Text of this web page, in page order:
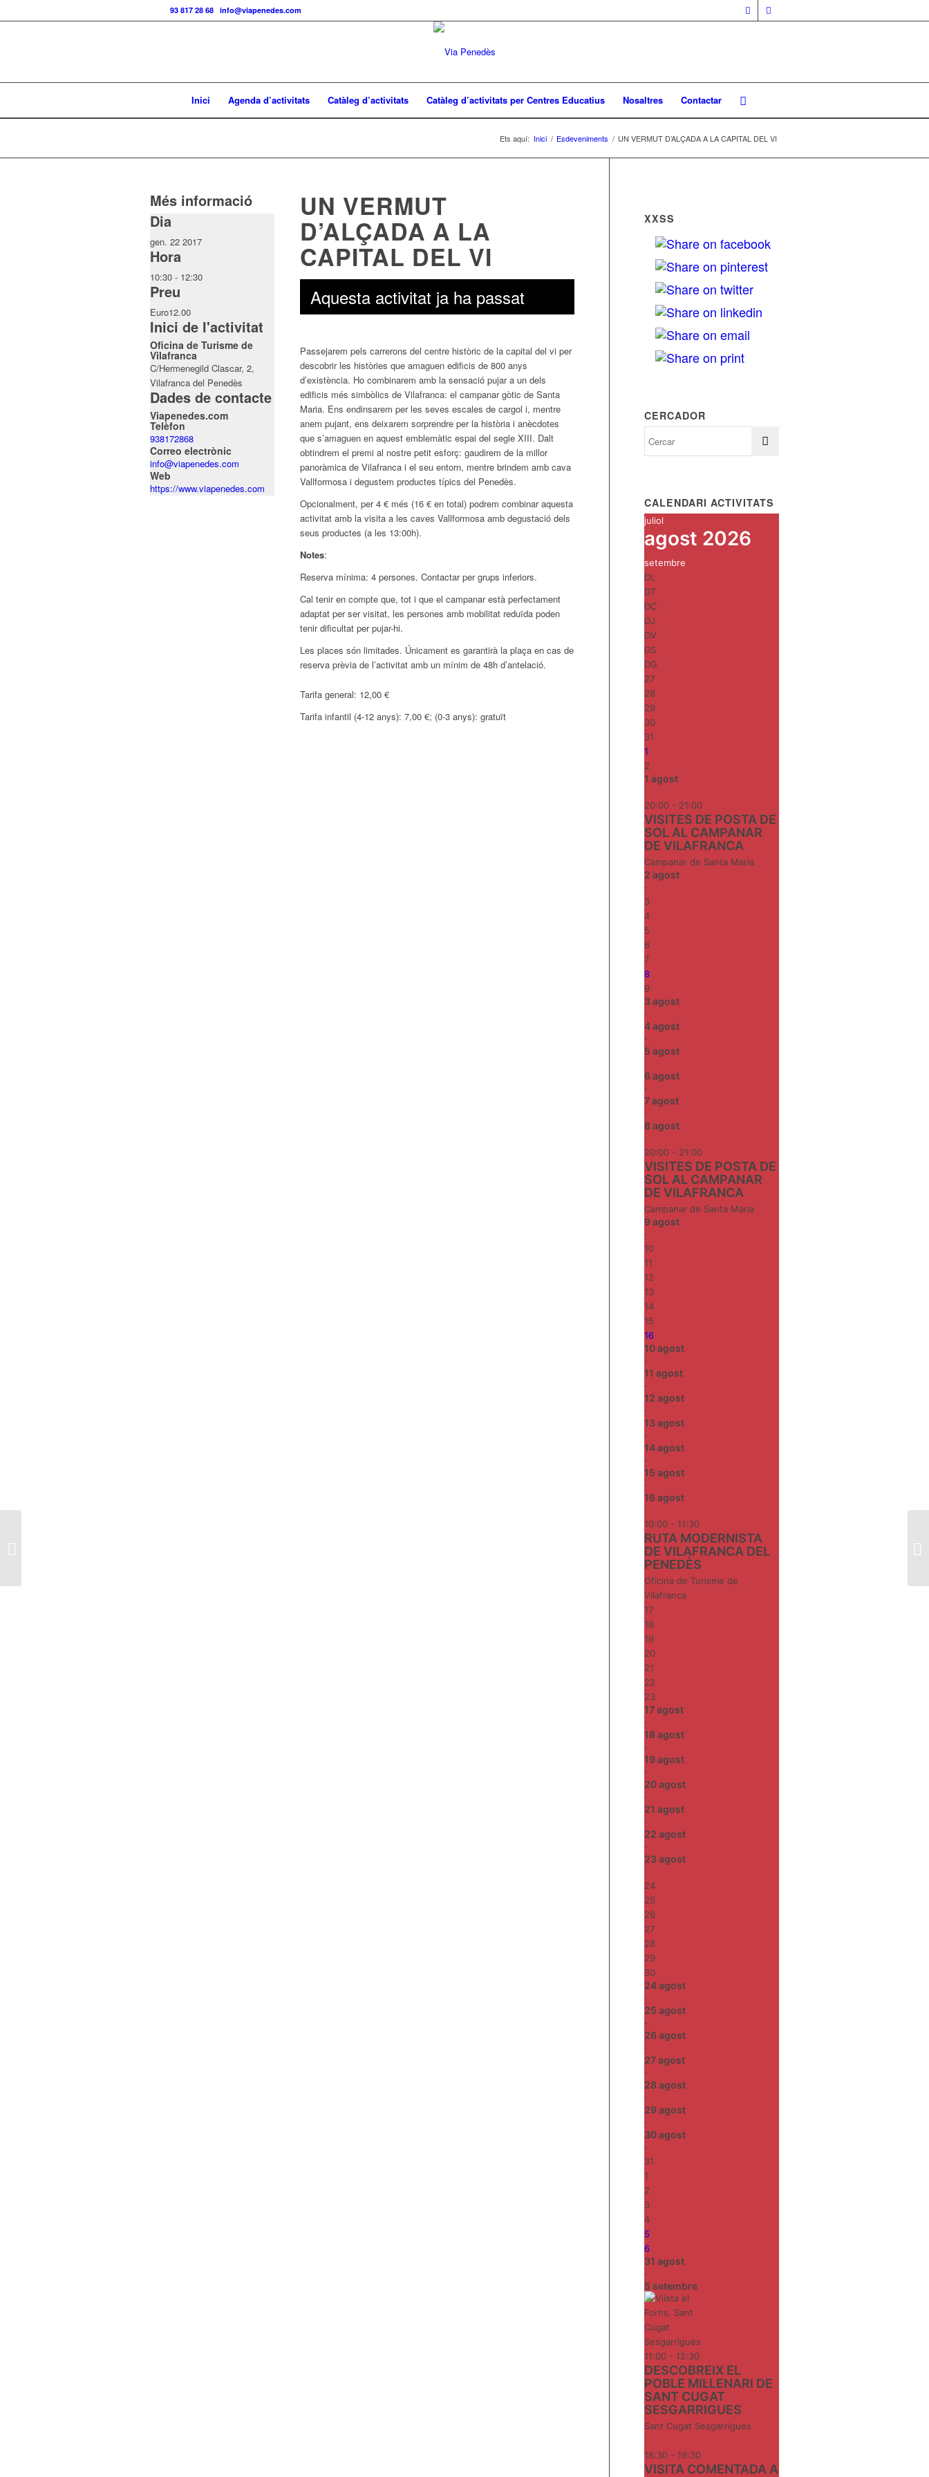
93 817 28 68 info@viapenedes.com
Inici Agenda d’activitats Catàleg d’activitats Catàleg d’activitats per Centres Educatius Nosaltres Contactar
Ets aquí: Inici / Esdeveniments / UN VERMUT D’ALÇADA A LA CAPITAL DEL VI
Més informació
Dia
gen. 22 2017
Hora
10:30 - 12:30
Preu
Euro12.00
Inici de l'activitat
Oficina de Turisme de
Vilafranca
C/Hermenegild Clascar, 2,
Vilafranca del Penedès
Dades de contacte
Viapenedes.com
Telèfon
938172868
Correo electrònic
info@viapenedes.com
Web
https://www.viapenedes.com
UN VERMUT
D’ALÇADA A LA
CAPITAL DEL VI
Aquesta activitat ja ha passat
Passejarem pels carrerons del centre històric de la capital del vi per
descobrir les històries que amaguen edificis de 800 anys
d’existència. Ho combinarem amb la sensació pujar a un dels
edificis més simbòlics de Vilafranca: el campanar gòtic de Santa
Maria. Ens endinsarem per les seves escales de cargol i, mentre
anem pujant, ens deixarem sorprendre per la història i anècdotes
que s’amaguen en aquest emblemàtic espai del segle XIII. Dalt
obtindrem el premi al nostre petit esforç: gaudirem de la millor
panoràmica de Vilafranca i el seu entorn, mentre brindem amb cava
Vallformosa i degustem productes típics del Penedès.
Opcionalment, per 4 € més (16 € en total) podrem combinar aquesta
activitat amb la visita a les caves Vallformosa amb degustació dels
seus productes (a les 13:00h).
Notes:
Reserva mínima: 4 persones. Contactar per grups inferiors.
Cal tenir en compte que, tot i que el campanar està perfectament
adaptat per ser visitat, les persones amb mobilitat reduïda poden
tenir dificultat per pujar-hi.
Les places són limitades. Únicament es garantirà la plaça en cas de
reserva prèvia de l’activitat amb un mínim de 48h d’antelació.
Tarifa general: 12,00 €
Tarifa infantil (4-12 anys): 7,00 €; (0-3 anys): gratuït
XXSS
CERCADOR
CALENDARI ACTIVITATS
juliol
agost 2026
setembre
DL
DT
DC
DJ
DV
DS
DG
27
28
29
30
31
1
2
1 agost
20:00 - 21:00
VISITES DE POSTA DE
SOL AL CAMPANAR
DE VILAFRANCA
Campanar de Santa Maria
2 agost
-
3
4
5
6
7
8
9
3agost
-
4agost
-
5 agost
-
6agost
-
7agost
-
8agost
20:00 - 21:00
VISITES DE POSTA DE
SOL AL CAMPANAR
DE VILAFRANCA
Campanar de Santa Maria
9agost
-
10
11
12
13
14
15
16
10agost
-
11 agost
-
12 agost
-
13agost
-
14agost
-
15 agost
-
16agost
10:00 - 11:30
RUTA MODERNISTA
DE VILAFRANCA DEL
PENEDÈS
Oficina de Turisme de
Vilafranca
17
18
19
20
21
22
23
17agost
-
18agost
-
19agost
-
20agost
-
21 agost
-
22 agost
-
23agost
-
24
25
26
27
28
29
30
24agost
-
25 agost
-
26agost
-
27agost
-
28agost
-
29agost
-
30agost
-
31
1
2
3
4
5
6
31 agost
-
5 setembre
11:00 - 12:30
DESCOBREIX EL
POBLE MIL·LENARI DE
SANT CUGAT
SESGARRIGUES
Sant Cugat Sesgarrigues
18:30 - 19:30
VISITA COMENTADA A